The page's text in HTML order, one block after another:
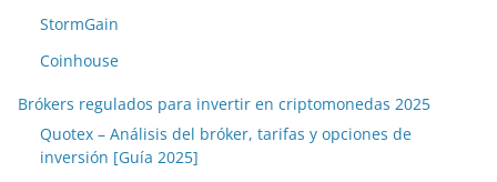
StormGain
Coinhouse
Brókers regulados para invertir en criptomonedas 2025
Quotex – Análisis del bróker, tarifas y opciones de
inversión [Guía 2025]